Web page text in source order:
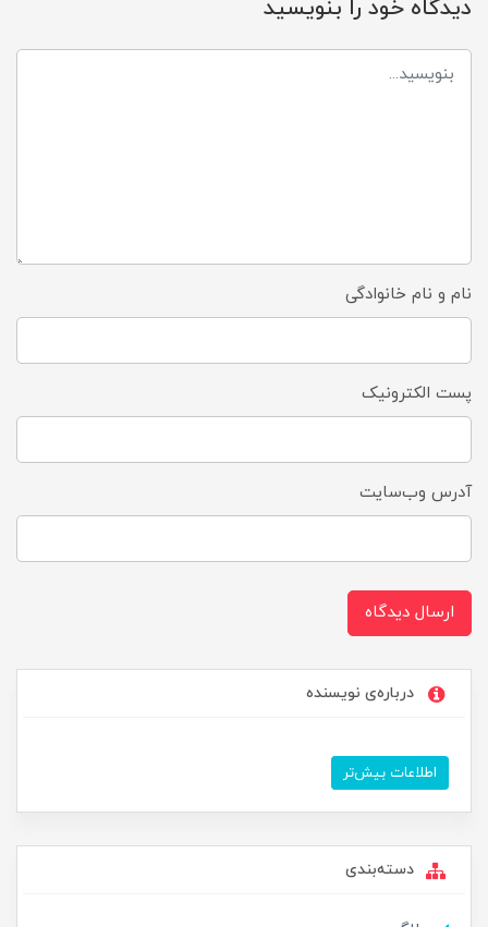
دیدگاه خود را بنویسید
نام و نام خانوادگی
پست الکترونیک
آدرس وب‌سایت
ارسال دیدگاه
درباره‌ی نویسنده
اطلاعات بیش‌تر
دسته‌بندی